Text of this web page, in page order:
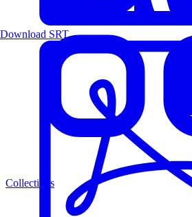
Collections
Download SRT